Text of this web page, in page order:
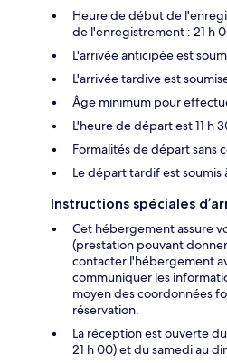
Heure de début de
de l'enregistrement : 21 h
L'arrivée anticipée est
L'arrivée tardive est
Âge minimum pour
L'heure de départ est 11 h
Formalités de départ sans
Le départ tardif est soumis
Instructions spéciales
Cet hébergement assure
(prestation pouvant
contacter l'hébergement
communiquer les
moyen des coordonnées
réservation.
La réception est ouverte
21 h 00) et du samedi au